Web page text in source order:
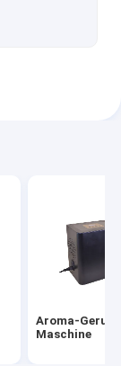
Aroma-
Maschine